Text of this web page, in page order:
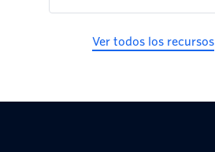
2025 y en el futuro.
Ver todos los recursos